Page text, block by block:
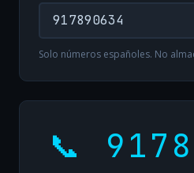
Solo números españoles. No
📞